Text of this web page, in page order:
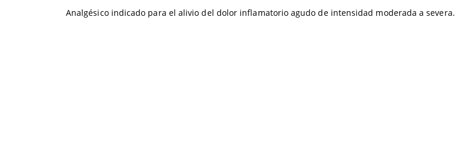
Analgésico indicado para el alivio del dolor inflamatorio agudo de intensidad moderada a severa.